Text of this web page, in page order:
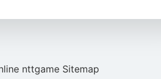
nttgame Sitemap